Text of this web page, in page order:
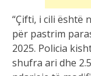
për pastrim
2025. Policia
shufra ari dhe
ndarjeje të
njoftim.